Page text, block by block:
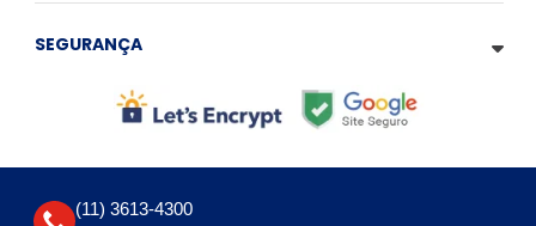
SEGURANÇA
(11) 3613-4300